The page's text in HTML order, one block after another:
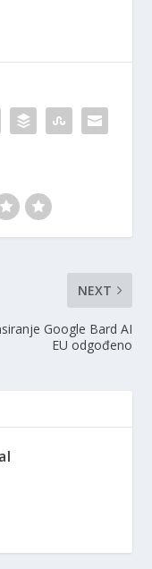
NEXT
Google Bard AI
EU odgođeno